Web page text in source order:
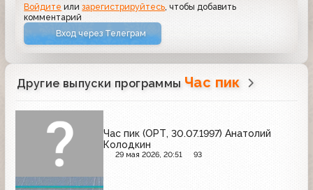
Войдите илизарегистрируйтесь , чтобы добавить
комментарий
Вход через Телеграм
Другие выпуски программы Час пик
Час пик (ОРТ, 30.07.1997) Анатолий
Колодкин
29 мая 2026, 20:51 93